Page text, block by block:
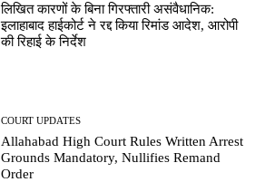
लिखित कारणों के बिना गिरफ्तारी असंवैधानिक:
इलाहाबाद हाईकोर्ट ने रद्द किया रिमांड आदेश, आरोपी
की रिहाई के निर्देश
COURT UPDATES
Allahabad High Court Rules Written Arrest
Grounds Mandatory, Nullifies Remand
Order